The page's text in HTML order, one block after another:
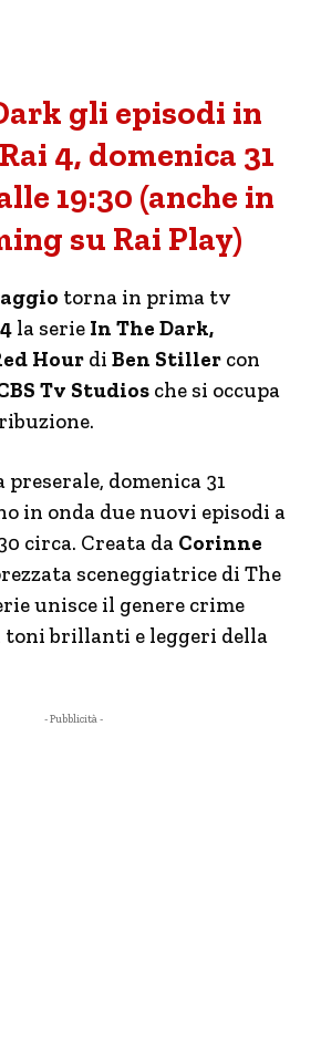
gli episodi in
4, domenica 31
19:30 (anche in
su Rai Play)
torna in prima tv
la serie In The Dark,
Hour di Ben Stiller con
Tv Studios che si occupa
domenica 31
in onda due nuovi episodi a
circa. Creata da Corinne
sceneggiatrice di The
unisce il genere crime
brillanti e leggeri della
- Pubblicità -